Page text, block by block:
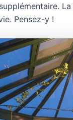
Pensez-y !